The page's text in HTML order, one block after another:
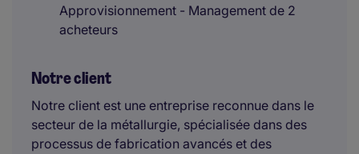
Approvisionnement - Management de 2
acheteurs
Notre client
Notre client est une entreprise reconnue dans le
secteur de la métallurgie, spécialisée dans des
processus de fabrication avancés et des